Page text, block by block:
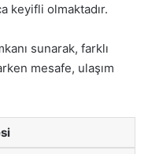
keyifli olmaktadır.
sunarak, farklı
mesafe, ulaşım